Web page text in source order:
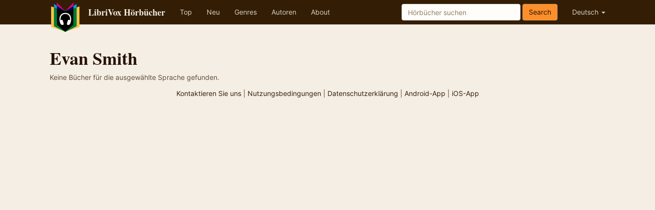
LibriVox Hörbücher Top Neu Genres Autoren About Deutsch
Search
Evan Smith
Keine Bücher für die ausgewählte Sprache gefunden.
Kontaktieren Sie uns| Nutzungsbedingungen| Datenschutzerklärung Android-App iOS-App